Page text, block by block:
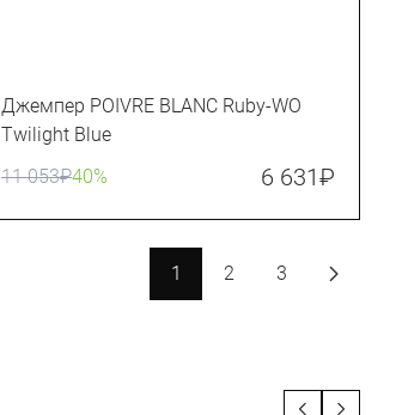
Джемпер POIVRE BLANC Ruby-WO
Twilight Blue
11 053₽40% 6 631₽
1 2 3